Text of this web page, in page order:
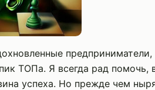
предприниматели,
ТОПа. Я всегда рад помочь,
успеха. Но прежде чем